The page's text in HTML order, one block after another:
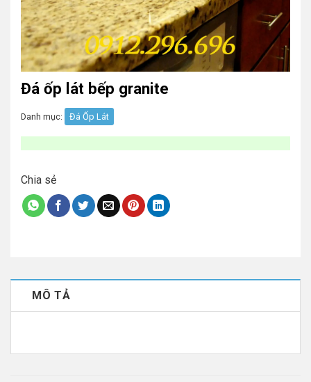
Đá ốp lát bếp granite
Danh mục: Đá Ốp Lát
Chia sẻ
MÔ TẢ